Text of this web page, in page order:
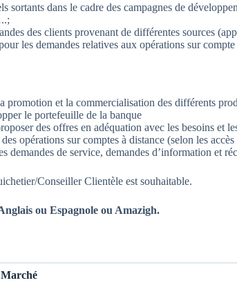
sortants dans le cadre des campagnes de
des clients provenant de différentes sources
les demandes relatives aux opérations sur compte
promotion et la commercialisation des différents
le portefeuille de la banque
des offres en adéquation avec les besoins et
opérations sur comptes à distance (selon les
demandes de service, demandes d’information et
Conseiller Clientèle est souhaitable.
ou Espagnole ou Amazigh.